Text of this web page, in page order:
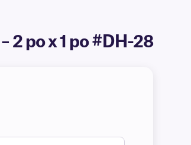
2 po x 1 po #DH-28